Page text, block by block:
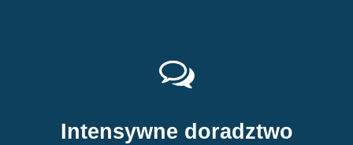
Intensywne doradztwo